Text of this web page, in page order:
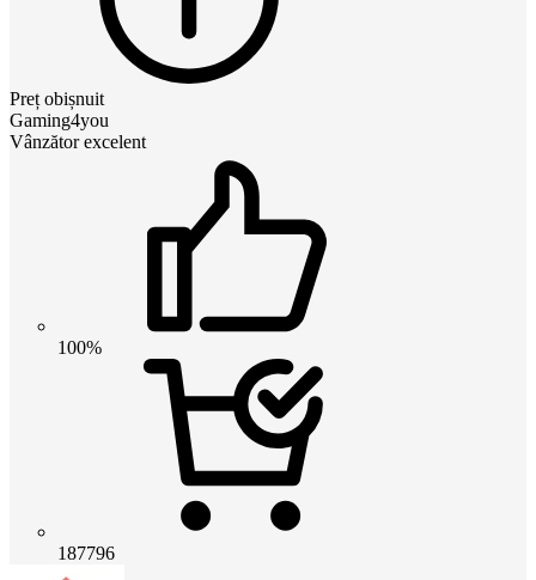
Preț obișnuit
Gaming4you
Vânzător excelent
100%
187796